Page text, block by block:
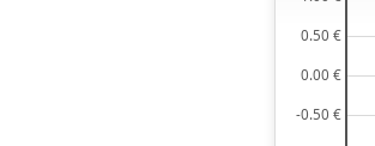
-0.50 €
0.00 €
0.50 €